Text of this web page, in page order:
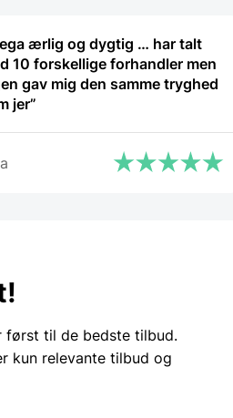
ærlig og dygtig … har talt
10 forskellige forhandler men
gav mig den samme tryghed
jer”
først til de bedste tilbud.
kun relevante tilbud og